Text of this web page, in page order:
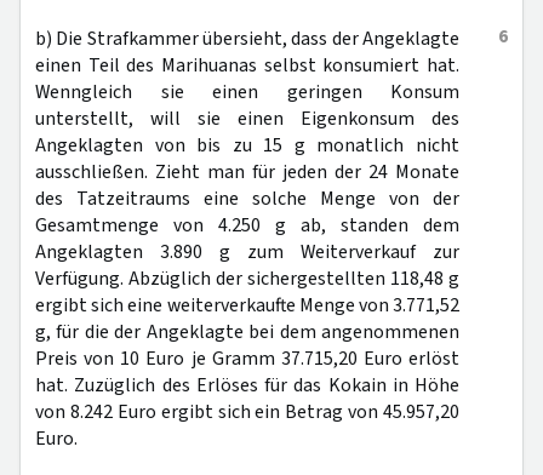
6
b) Die Strafkammer übersieht, dass der Angeklagte
einen Teil des Marihuanas selbst konsumiert hat.
Wenngleich sie einen geringen Konsum
unterstellt, will sie einen Eigenkonsum des
Angeklagten von bis zu 15 g monatlich nicht
ausschließen. Zieht man für jeden der 24 Monate
des Tatzeitraums eine solche Menge von der
Gesamtmenge von 4.250 g ab, standen dem
Angeklagten 3.890 g zum Weiterverkauf zur
Verfügung. Abzüglich der sichergestellten 118,48 g
ergibt sich eine weiterverkaufte Menge von 3.771,52
g, für die der Angeklagte bei dem angenommenen
Preis von 10 Euro je Gramm 37.715,20 Euro erlöst
hat. Zuzüglich des Erlöses für das Kokain in Höhe
von 8.242 Euro ergibt sich ein Betrag von 45.957,20
Euro.